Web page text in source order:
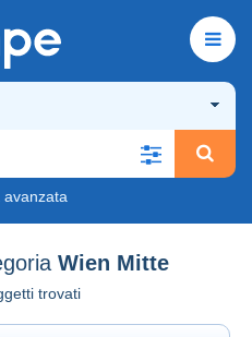
avanzata
Wien Mitte
trovati